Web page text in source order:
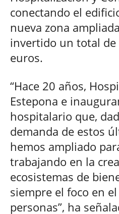
conectando el
nueva zona
invertido un total
euros.
“Hace 20 años,
Estepona e
hospitalario que,
demanda de estos
hemos ampliado
trabajando en la
ecosistemas de
siempre el foco en
personas”, ha